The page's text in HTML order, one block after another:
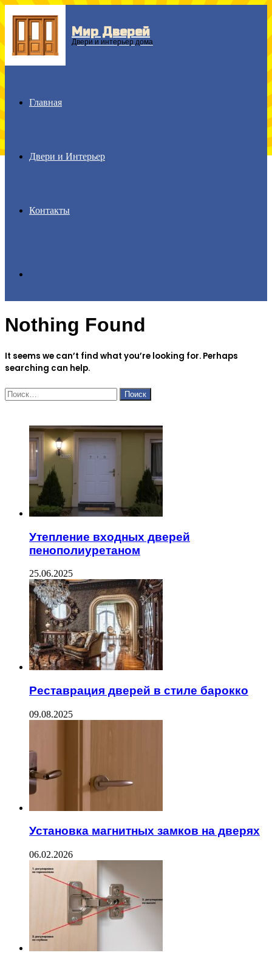
Мир Дверей
Двери и интерьер дома
Главная
Двери и Интерьер
Контакты
for
Nothing Found
It seems we can’t find what you’re looking for. Perhaps
searching can help.
Найти:
Утепление входных дверей
пенополиуретаном
25.06.2025
Реставрация дверей в стиле барокко
09.08.2025
Установка магнитных замков на дверях
06.02.2026